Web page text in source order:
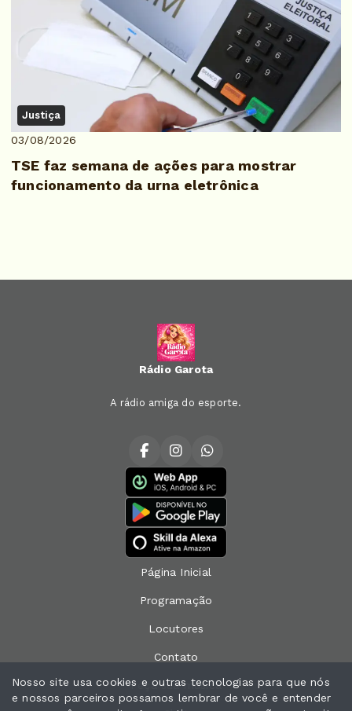
Justiça
03/08/2026
TSE faz semana de ações para mostrar
funcionamento da urna eletrônica
Rádio Garota
A rádio amiga do esporte.
Página Inicial
Programação
Locutores
Contato
Peça sua música
Nosso site usa cookies e outras tecnologias para que nós
e nossos parceiros possamos lembrar de você e entender